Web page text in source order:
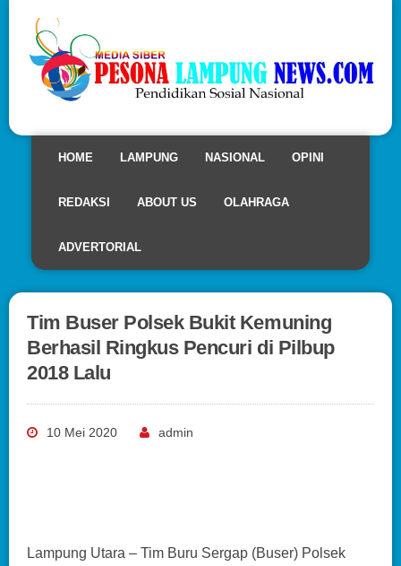
HOME LAMPUNG NASIONAL OPINI
REDAKSI ABOUT US OLAHRAGA
ADVERTORIAL
Tim Buser Polsek Bukit Kemuning
Berhasil Ringkus Pencuri di Pilbup
2018 Lalu
10 Mei 2020 admin
Lampung Utara – Tim Buru Sergap (Buser) Polsek